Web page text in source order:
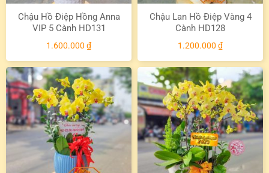
Chậu Hồ Điệp Hồng Anna
VIP 5 Cành HD131
1.600.000 ₫
Chậu Lan Hồ Điệp Vàng 4
Cành HD128
1.200.000 ₫